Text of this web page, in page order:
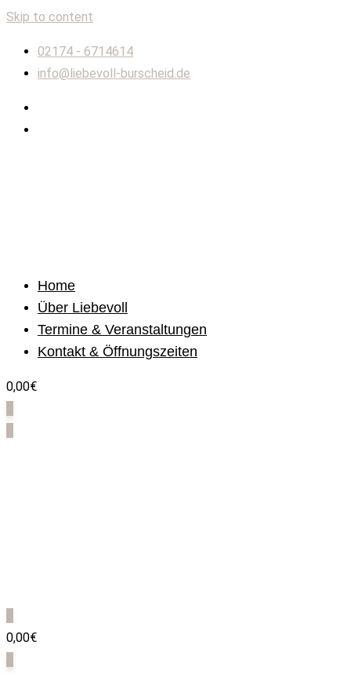
Skip to content
02174 - 6714614
info@liebevoll-burscheid.de
Home
Über Liebevoll
Termine & Veranstaltungen
Kontakt & Öffnungszeiten
0,00€
0,00€